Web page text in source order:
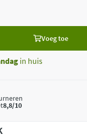
Voeg toe
in huis
8,8/10